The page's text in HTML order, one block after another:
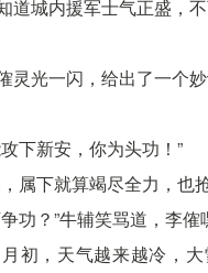
道城内援军士气正盛，
灵光一闪，给出了一个
下新安，你为头功！”
属下就算竭尽全力，也
功？”牛辅笑骂道，李傕
初，天气越来越冷，